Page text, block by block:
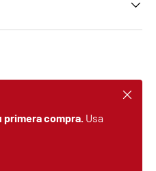
primera compra. Usa
Cerrar